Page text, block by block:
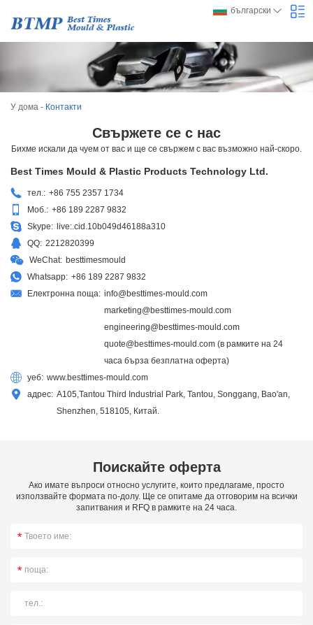
български
У дома - Контакти
Свържете се с нас
Бихме искали да чуем от вас и ще се свържем с вас възможно най-скоро.
Best Times Mould & Plastic Products Technology Ltd.
тел.: +86 755 2357 1734
Моб.: +86 189 2287 9832
Skype: live:.cid.10b049d46188a310
QQ: 2212820399
WeChat: besttimesmould
Whatsapp: +86 189 2287 9832
Електронна поща: info@besttimes-mould.com
marketing@besttimes-mould.com
engineering@besttimes-mould.com
quote@besttimes-mould.com (в рамките на 24
часа бърза безплатна оферта)
уеб: www.besttimes-mould.com
адрес: A105,Tantou Third Industrial Park, Tantou, Songgang, Bao'an,
Shenzhen, 518105, Китай.
Поискайте оферта
Ако имате въпроси относно услугите, които предлагаме, просто
използвайте формата по-долу. Ще се опитаме да отговорим на всички
запитвания и RFQ в рамките на 24 часа.